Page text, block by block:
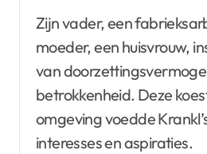
Zijn vader, een
moeder, een huisvrouw,
van
betrokkenheid. Deze
omgeving voedde
interesses en aspiraties.